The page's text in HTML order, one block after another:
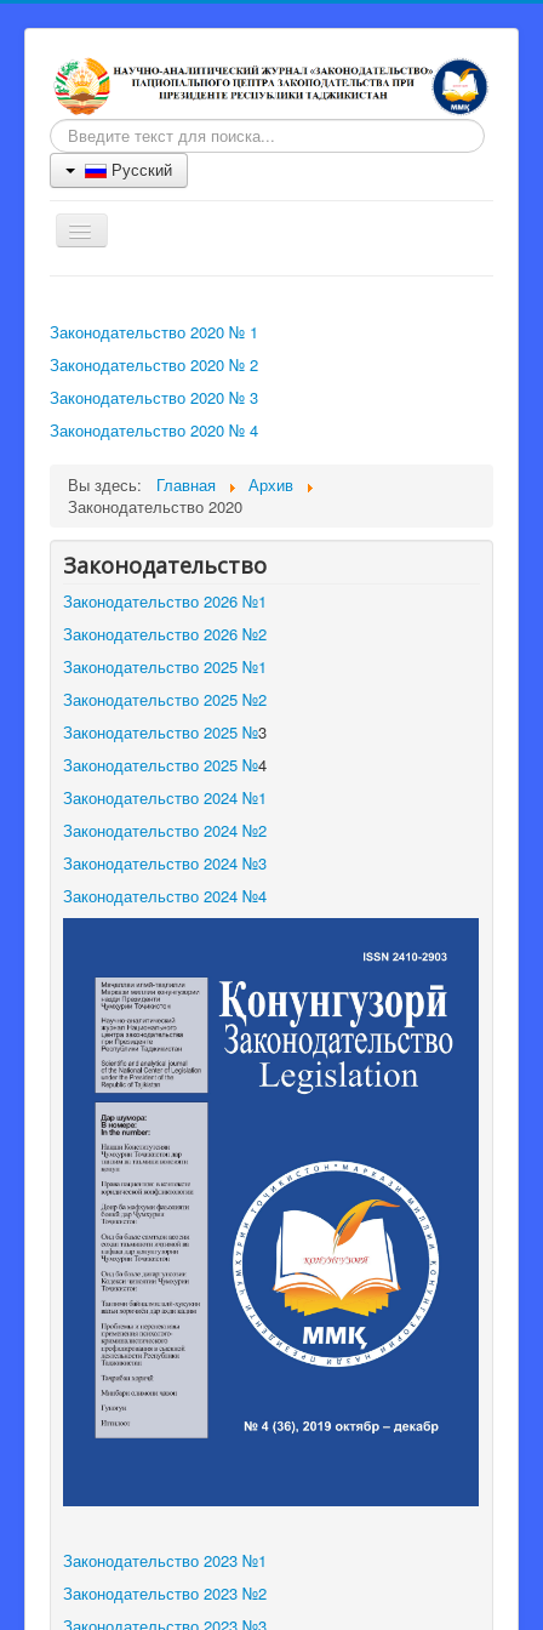
Искать...
Русский
Включить/
выключить
Журнал
Информация для авторов
Порядок рецензии
Контакты
Главный редактор
Редакционная коллегия
Законодательство 2020 № 1
Законодательство 2020 № 2
Законодательство 2020 № 3
Законодательство 2020 № 4
Вы здесь: Главная
Архив
Законодательство 2020
Законодательство
Законодательство 2026 №1
Законодательство 2026 №2
Законодательство 2025 №1
Законодательство 2025 №2
Законодательство 2025 №3
Законодательство 2025 №4
Законодательство 2024 №1
Законодательство 2024 №2
Законодательство 2024 №3
Законодательство 2024 №4
Законодательство 2023 №1
Законодательство 2023 №2
Законодательство 2023 №3